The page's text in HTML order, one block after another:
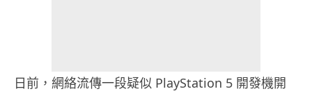
日前，網絡流傳一段疑似 PlayStation 5 開發機開